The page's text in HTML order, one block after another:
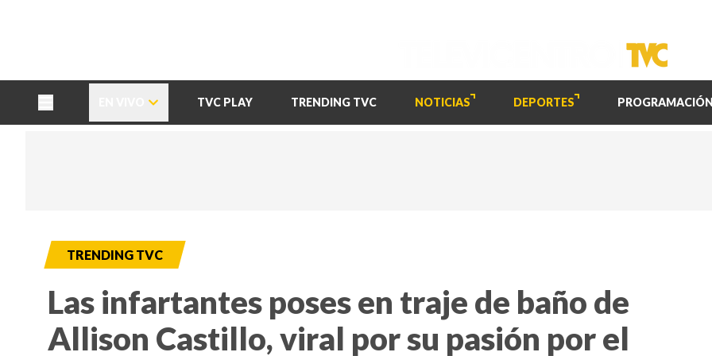
TVC PLAY TRENDING TVC NOTICIAS DEPORTES PROGRAMACIÓN
TRENDING TVC
Las infartantes poses en traje de baño de
Allison Castillo, viral por su pasión por el